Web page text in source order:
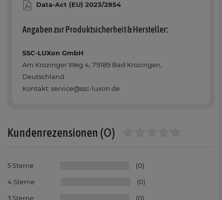
Data-Act (EU) 2023/2854
Angaben zur Produktsicherheit & Hersteller:
SSC-LUXon GmbH
Am Krozinger Weg 4, 79189 Bad Krozingen,
Deutschland
Kontakt: service@ssc-luxon.de
Kundenrezensionen (0)
5 0
4 0
3 0